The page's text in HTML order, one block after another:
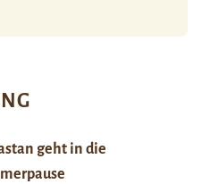
geht in die